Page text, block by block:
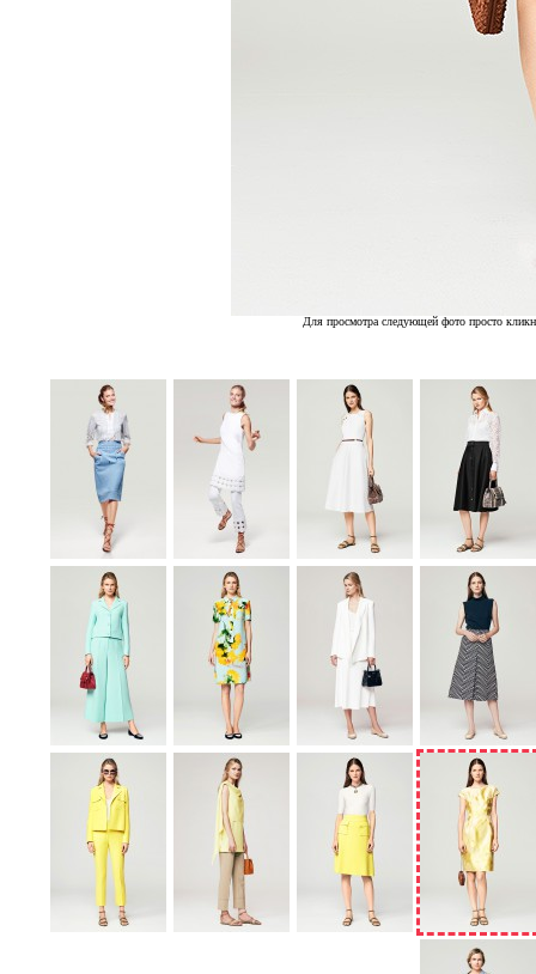
Для просмотра следующей фото просто